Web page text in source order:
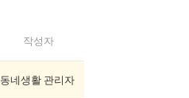
작성자
동네생활 관리자